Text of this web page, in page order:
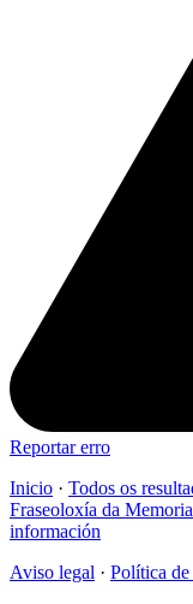
Reportar erro
Inicio · Todos os
Fraseoloxía da Memoria
información
Aviso legal · Política